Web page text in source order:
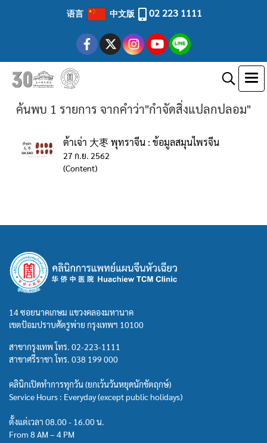
语言 中文版 02 223 1111
ค้นพบ 1 รายการ จากคำว่า"กำจัดสิ่งแปลกปลอม"
ต้าเจ่า 大枣 พุทราจีน : ข้อมูลสมุนไพรจีน
27 ก.ย. 2562
(Content)
14 ซอยนาคเกษม แขวงคลองมหานาค
เขตป้อมปราบศัตรูพ่าย กรุงเทพฯ 10100
สาขากรุงเทพ โทร. 02-223-1111
สาขาศรีราชา โทร. 038 199 000
คลินิกเปิดทำการทุกวัน (ยกเว้นวันหยุดนักขัตฤกษ์)
Service Hours : Everyday (except public holidays)
ตั้งแต่เวลา 08.00 - 16.00 น.
From 8 AM – 4 PM